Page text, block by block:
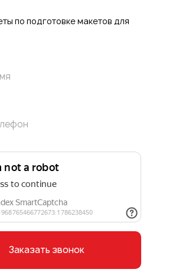
по подготовке макетов для
Заказать звонок